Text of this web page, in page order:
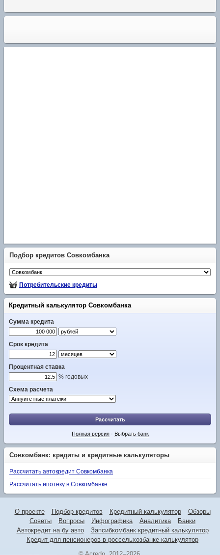
Подбор кредитов Совкомбанка
Потребительские кредиты
Кредитный калькулятор Совкомбанка
Сумма кредита
Срок кредита
Процентная ставка
% годовых
Схема расчета
Рассчитать
Полная версия· Выбрать банк
Совкомбанк: кредиты и кредитные калькуляторы
Рассчитать автокредит Совкомбанка
Рассчитать ипотеку в Совкомбанке
О проекте Подбор кредитов Кредитный калькулятор
Обзоры
Советы
Вопросы Инфографика Аналитика
Банки
Автокредит на бу авто
Запсибкомбанк кредитный калькулятор
Кредит для пенсионеров в россельхозбанке калькулятор